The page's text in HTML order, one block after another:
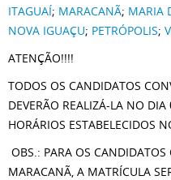
ITAGUAÍ; MARACANÃ; MARIA
NOVA IGUAÇU; PETRÓPOLIS;
ATENÇÃO!!!!
TODOS OS CANDIDATOS
DEVERÃO REALIZÁ-LA NO DIA
HORÁRIOS ESTABELECIDOS
OBS.: PARA OS
MARACANÃ, A MATRÍCULA